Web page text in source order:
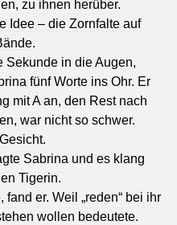
zu ihnen herüber.
Idee – die Zornfalte auf
Sekunde in die Augen,
fünf Worte ins Ohr. Er
mit A an, den Rest nach
war nicht so schwer.
Sabrina und es klang
Tigerin.
er. Weil „reden“ bei ihr
wollen bedeutete.